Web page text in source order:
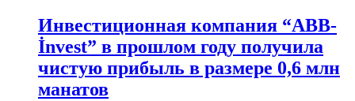
Инвестиционная компания “ABB-
İnvest” в прошлом году получила
чистую прибыль в размере 0,6 млн
манатов